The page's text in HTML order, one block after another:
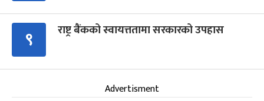
९ राष्ट्र बैंकको स्वायत्ततामा सरकारको उपहास
Advertisment